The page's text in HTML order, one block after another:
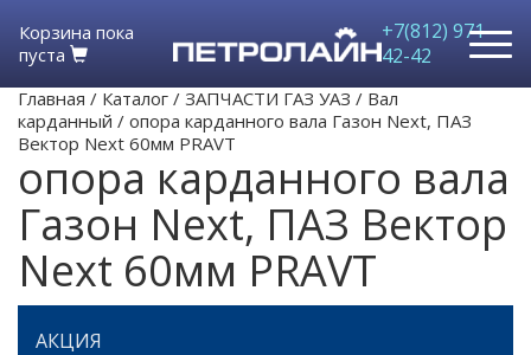
Корзина пока
пуста
+7(812) 971-
42-42
Главная / Каталог / ЗАПЧАСТИ ГАЗ УАЗ / Вал
карданный / опора карданного вала Газон Next, ПАЗ
Вектор Next 60мм PRAVT
опора карданного вала
Газон Next, ПАЗ Вектор
Next 60мм PRAVT
АКЦИЯ